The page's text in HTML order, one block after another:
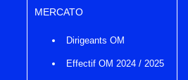
MERCATO
Dirigeants OM
Effectif OM 2024 / 2025